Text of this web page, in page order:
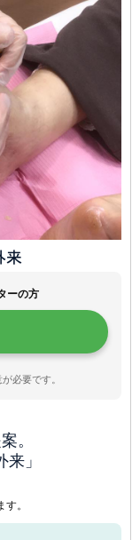
来
ーの方
必要です。
。
」
。